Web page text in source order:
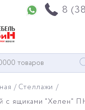
8
Стеллажи
с ящиками "Хелен"